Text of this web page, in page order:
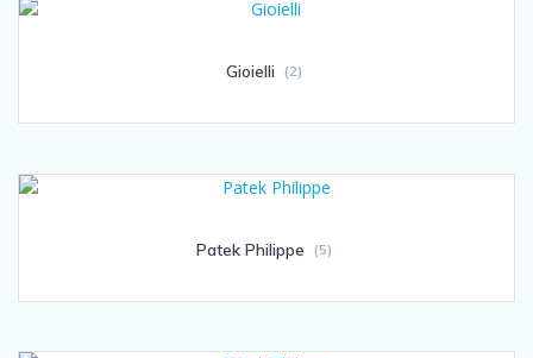
Gioielli (2)
Patek Philippe (5)